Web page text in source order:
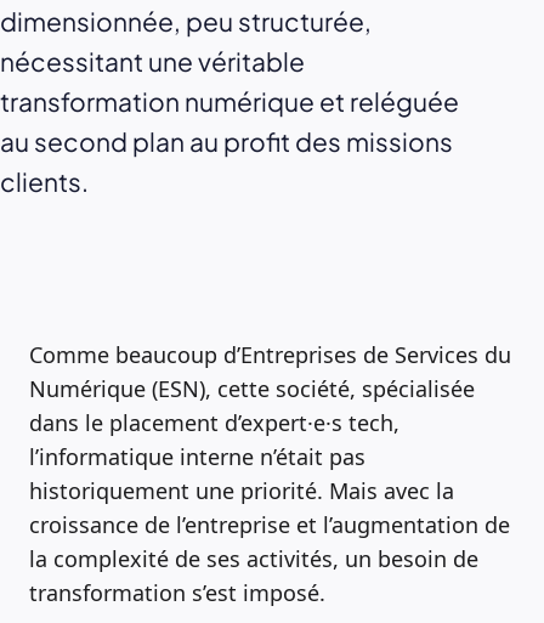
dimensionnée, peu structurée,
nécessitant une véritable
transformation numérique et reléguée
au second plan au profit des missions
clients.
Comme beaucoup d’Entreprises de Services du
Numérique (ESN), cette société, spécialisée
dans le placement d’expert·e·s tech,
l’informatique interne n’était pas
historiquement une priorité. Mais avec la
croissance de l’entreprise et l’augmentation de
la complexité de ses activités, un besoin de
transformation s’est imposé.